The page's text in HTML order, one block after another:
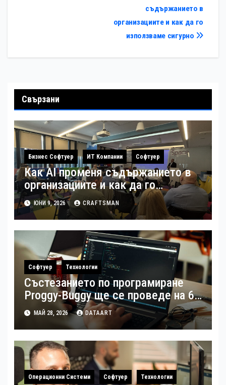
съдържанието в
организациите и как да го
използваме сигурно
Свързани
Бизнес Софтуер ИТ Компании Софтуер
Как AI променя съдържанието в
организациите и как да го
използваме сигурно
ЮНИ 9, 2026 CRAFTSMAN
Софтуер Технологии
Състезанието по програмиране
Proggy-Buggy ще се проведе на 6
юни 2026
МАЙ 28, 2026 DATAART
Операционни Системи Софтуер Технологии